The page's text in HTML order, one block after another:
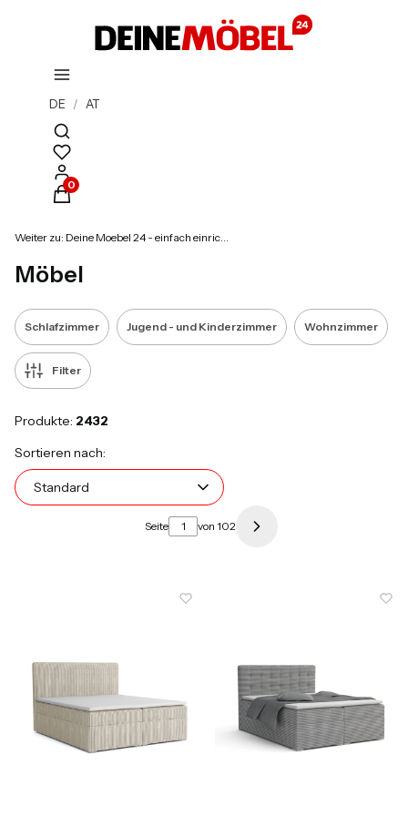
DE / AT
Suchmaschine öffnen
Produkte im Warenkorb: 0. Details anzeigen
Weiter zu: Deine Moebel 24 - einfach einrichten!
Möbel
Schlafzimmer Jugend - und Kinderzimmer Wohnzimmer
Filter
Produkte: 2432
Produktliste
Sortieren nach:
Standard
Seite von 102 Nächste Produkte